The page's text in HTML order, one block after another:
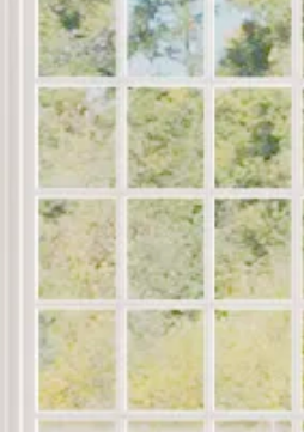
Topmadrasser
Topmadras typer
Alle topmadrasser
Latex topmadrasser
Memoryskum topmadrasser
Topmadrasser til elevationssenge
Topmadrasser på tilbud
Populære størrelser
Topmadrasser 200x200
Topmadrasser 180x210
Topmadrasser 180x200
Topmadrasser 160x200
Topmadrasser 140x200
Topmadrasser 120x200
Topmadrasser 90x200
Topmadrasser 80x200
Se flere størrelser
Latex topmadrasser
Latex topmadrasser 180x210
Latex topmadrasser 180x200